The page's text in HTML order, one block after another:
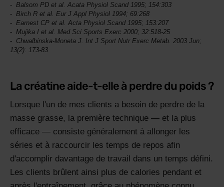
Balsom PD et al. Acata Physiol Scand1995; 154:303
Birch R et al. Eur J Appl Physiol 1994; 69:268
Earnest CP et al. Acta Physiol Scand 1995; 153:207
Mujika I et al. Med Sci Sports Exerc 2000; 32:518-25
Chwalbinska-Moneta J. Int J Sport Nutr Exerc Metab . 2003 Jun;
13(2): 173-83
La créatine aide-t-elle à perdre du poids ?
Lorsque l'un de mes clients a besoin de perdre de la
masse grasse, la première technique — et la plus
efficace — consiste généralement à allonger les
séries et à raccourcir les temps de repos afin
d'accomplir davantage de travail dans un temps défini.
Les clients brûlent ainsi plus de calories pendant et